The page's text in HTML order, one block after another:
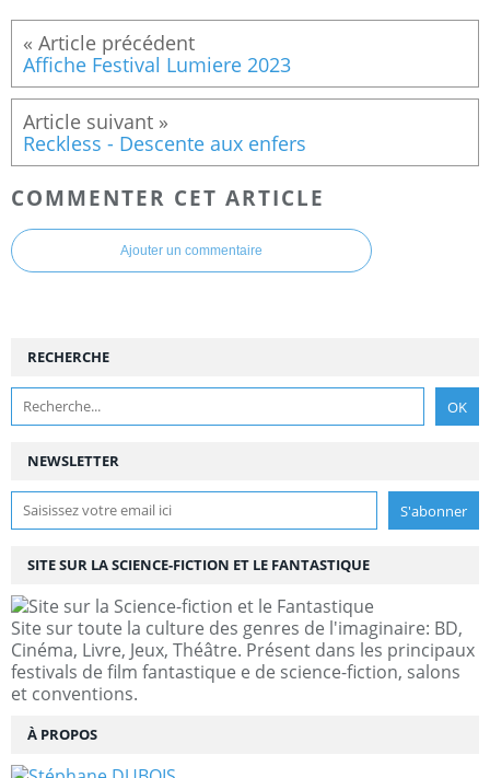
Affiche Festival Lumiere 2023
Reckless - Descente aux enfers
COMMENTER CET ARTICLE
Ajouter un commentaire
NEWSLETTER
RECHERCHE
SITE SUR LA SCIENCE-FICTION ET LE FANTASTIQUE
Site sur toute la culture des genres de l'imaginaire: BD,
Cinéma, Livre, Jeux, Théâtre. Présent dans les principaux
festivals de film fantastique e de science-fiction, salons
et conventions.
À PROPOS